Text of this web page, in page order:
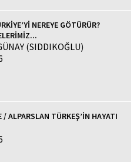
NEREYE GÖTÜRÜR?
(SIDDIKOĞLU)
/ ALPARSLAN TÜRKEŞ’İN HAYATI